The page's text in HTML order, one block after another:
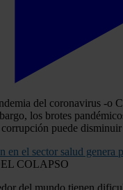
del coronavirus -o
los brotes
puede
en el sector salud genera
COLAPSO
del mundo tienen